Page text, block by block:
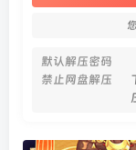
默认解压密码
禁止网盘解压